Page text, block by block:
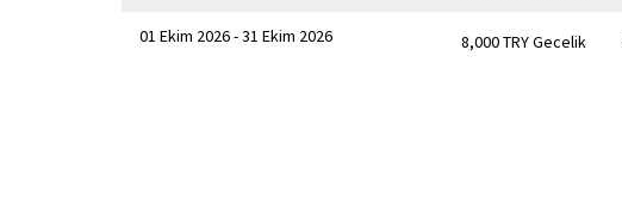
01 Ekim 2026 - 31 Ekim 2026 8,000 TRY Gecelik